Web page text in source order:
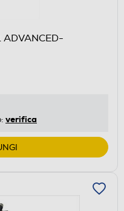
ADVANCED-
verifica